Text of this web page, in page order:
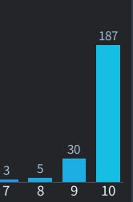
3 5
30
187
7 8 9 10